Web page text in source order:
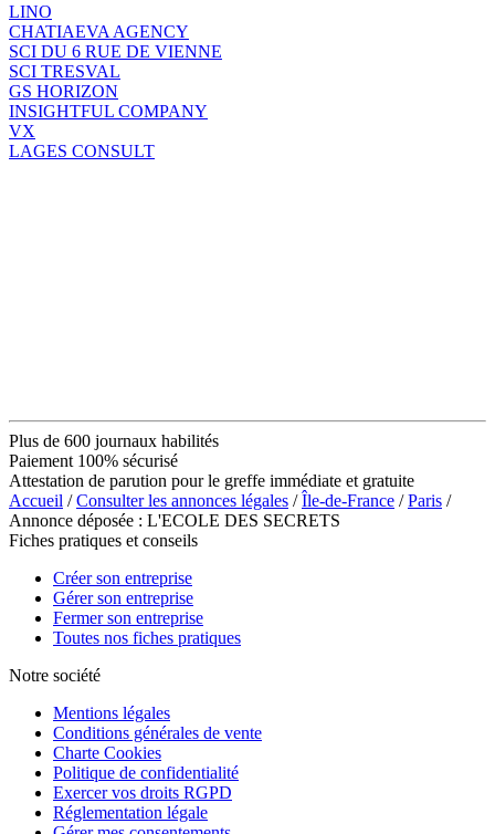
LINO
CHATIAEVA AGENCY
SCI DU 6 RUE DE VIENNE
SCI TRESVAL
GS HORIZON
INSIGHTFUL COMPANY
VX
LAGES CONSULT
Plus de 600 journaux habilités
Paiement 100% sécurisé
Attestation de parution pour le greffe immédiate et gratuite
Accueil /Consulter les annonces légales /Île-de-France /Paris /
Annonce déposée : L'ECOLE DES SECRETS
Fiches pratiques et conseils
Créer son entreprise
Gérer son entreprise
Fermer son entreprise
Toutes nos fiches pratiques
Notre société
Mentions légales
Conditions générales de vente
Charte Cookies
Politique de confidentialité
Exercer vos droits RGPD
Réglementation légale